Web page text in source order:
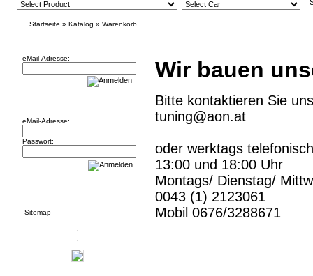
Startseite » Katalog » Warenkorb
eMail-Adresse:
eMail-Adresse:
Passwort:
Sitemap
Wir bauen
Bitte kontaktieren Sie
tuning@aon.at
oder werktags
13:00 und 18:00 Uhr
Montags/ Dienstag/
0043 (1) 2123061
Mobil 0676/3288671